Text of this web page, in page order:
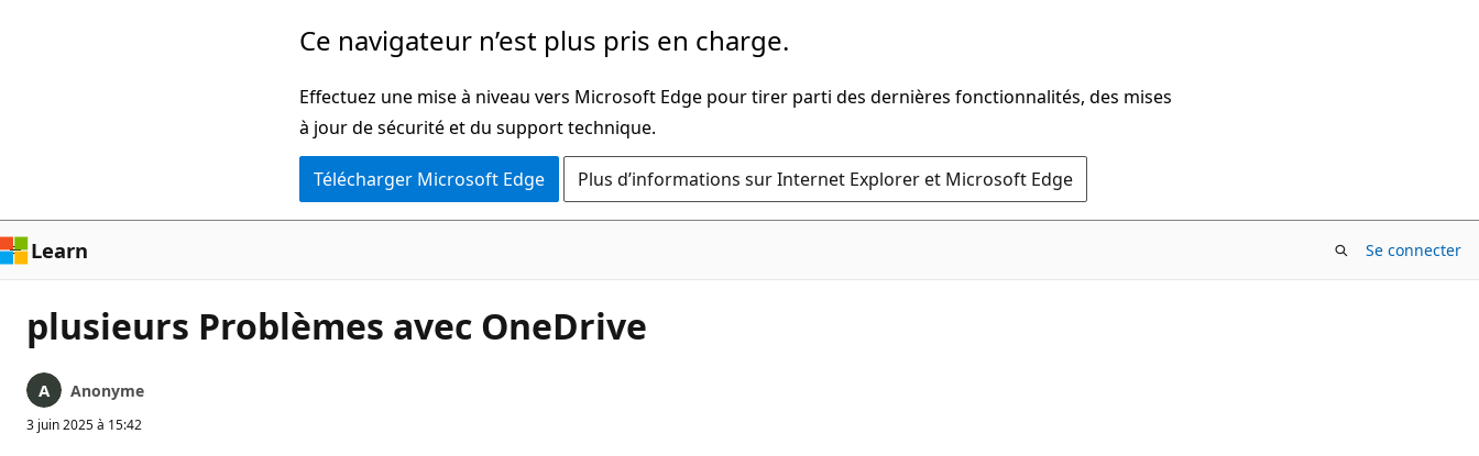
Ce navigateur n’est plus pris en charge.
Effectuez une mise à niveau vers Microsoft Edge pour tirer parti des dernières fonctionnalités, des mises
à jour de sécurité et du support technique.
Télécharger Microsoft Edge Plus d’informations sur Internet Explorer et Microsoft Edge
Learn Se connecter
plusieurs Problèmes avec OneDrive
Anonyme
3 juin 2025 à 15:42